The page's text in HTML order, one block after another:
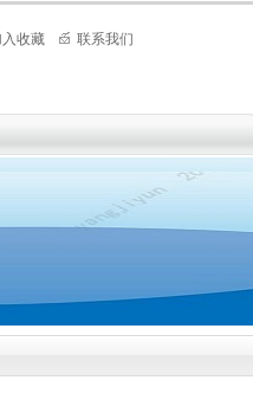
入收藏 联系我们